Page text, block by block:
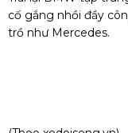
cố gắng nhồi đầy
trồ như Mercedes.